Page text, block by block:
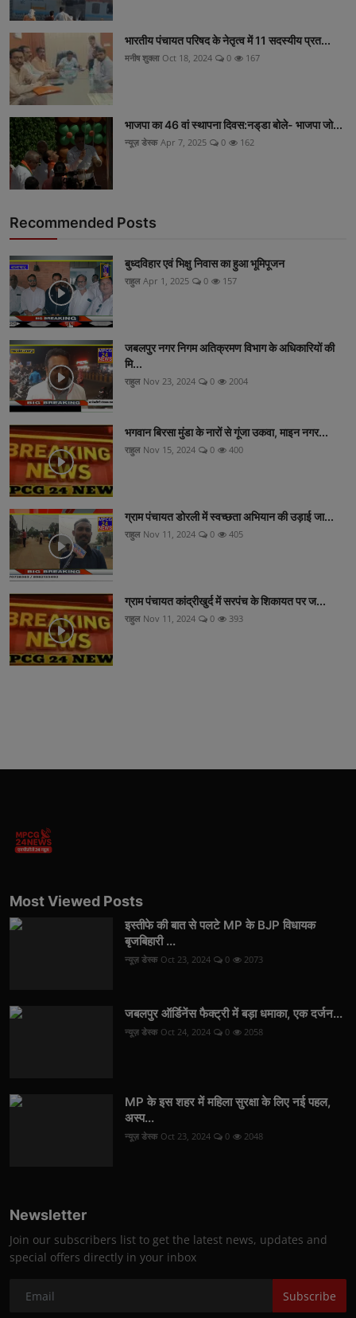
भारतीय पंचायत परिषद के नेतृत्व में 11 सदस्यीय प्रत...
मनीष शुक्ला Oct 18, 2024 0 167
भाजपा का 46 वां स्थापना दिवस:नड्‌डा बोले- भाजपा जो...
न्यूज़ डेस्क Apr 7, 2025 0 162
Recommended Posts
बुध्दविहार एवं भिक्षु निवास का हुआ भूमिपूजन
राहुल Apr 1, 2025 0 157
जबलपुर नगर निगम अतिक्रमण विभाग के अधिकारियों की
मि...
राहुल Nov 23, 2024 0 2004
भगवान बिरसा मुंडा के नारों से गूंजा उकवा, माइन नगर...
राहुल Nov 15, 2024 0 400
ग्राम पंचायत डोरली में स्वच्छता अभियान की उड़ाई जा...
राहुल Nov 11, 2024 0 405
ग्राम पंचायत कांद्रीखुर्द में सरपंच के शिकायत पर ज...
राहुल Nov 11, 2024 0 393
Most Viewed Posts
इस्तीफे की बात से पलटे MP के BJP विधायक
बृजबिहारी ...
न्यूज़ डेस्क Oct 23, 2024 0 2073
जबलपुर ऑर्डिनेंस फैक्ट्री में बड़ा धमाका, एक दर्जन...
न्यूज़ डेस्क Oct 24, 2024 0 2058
MP के इस शहर में महिला सुरक्षा के लिए नई पहल,
अस्प...
न्यूज़ डेस्क Oct 23, 2024 0 2048
Newsletter
Join our subscribers list to get the latest news, updates and
special offers directly in your inbox
Subscribe